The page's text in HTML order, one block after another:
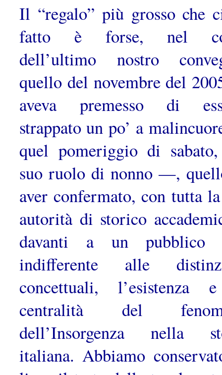
Il “regalo” più grosso che
fatto è forse, nel
dell’ultimo nostro
quello del novembre del
aveva premesso di
strappato un po’ a
quel pomeriggio di
suo ruolo di nonno —,
aver confermato, con tutta
autorità di storico
davanti a un pubblico
indifferente alle
concettuali, l’esistenza
centralità del
dell’Insorgenza nella
italiana. Abbiamo